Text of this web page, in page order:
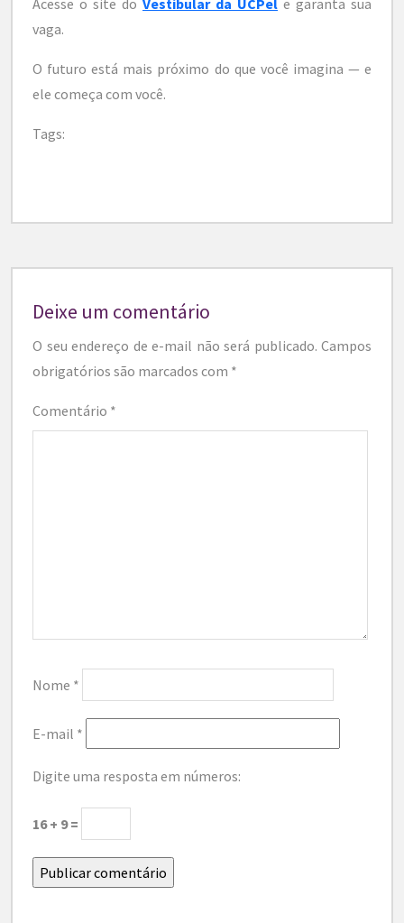
vaga.
O futuro está mais próximo do que você imagina — e
ele começa com você.
Tags:
Deixe um comentário
O seu endereço de e-mail não será publicado. Campos
obrigatórios são marcados com *
Comentário *
Nome *
E-mail *
Digite uma resposta em números:
16 + 9 =